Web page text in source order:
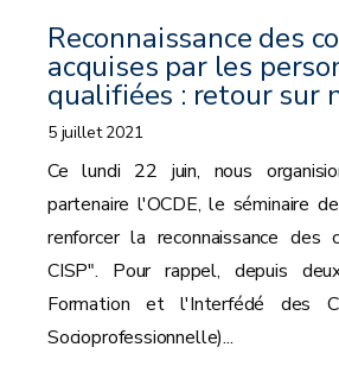
Reconnaissance des
acquises par les
qualifiées : retour sur
5 juillet 2021
Ce lundi 22 juin, nous
partenaire l'OCDE, le séminaire
renforcer la reconnaissance des
CISP". Pour rappel, depuis
Formation et l'Interfédé des
Socioprofessionnelle)...